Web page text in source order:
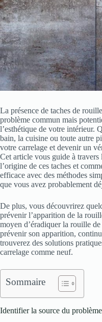
La présence de taches de
problème commun mais
l’esthétique de votre intérieur.
bain, la cuisine ou toute autre
votre carrelage et devenir un
Cet article vous guide à travers
l’origine de ces taches et
efficace avec des méthodes
que vous avez probablement
De plus, vous découvrirez
prévenir l’apparition de la
moyen d’éradiquer la rouille
prévenir son apparition,
trouverez des solutions
carrelage comme neuf.
Sommaire
Identifier la source du